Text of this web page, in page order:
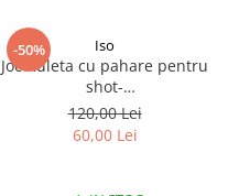
-50% Iso
Joc Ruleta cu pahare pentru
shot-
uri,distractie,petreceri,29 cm
diametru,16 pahare
120,00 Lei
60,00 Lei